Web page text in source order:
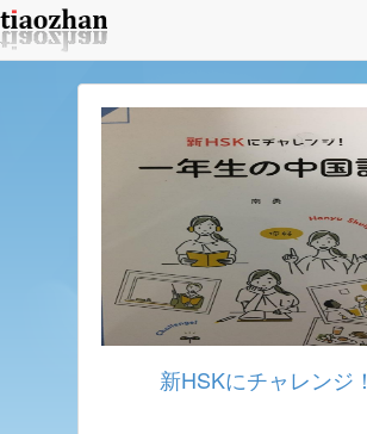
新HSKにチャレンジ！